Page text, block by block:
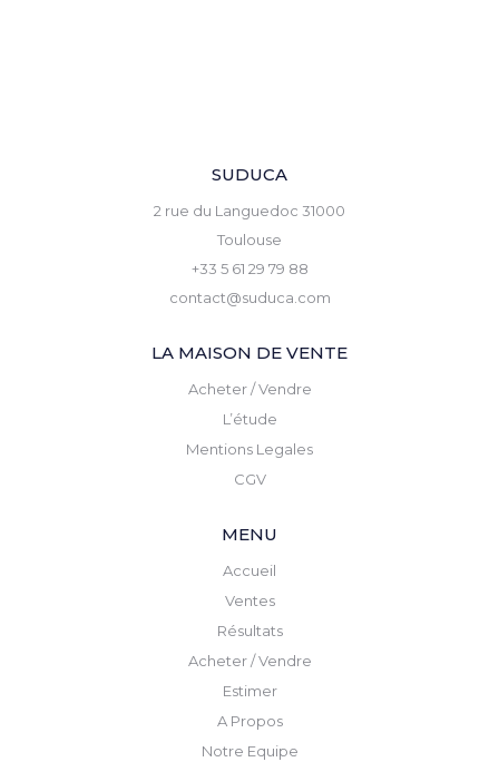
SUDUCA
2 rue du Languedoc 31000
Toulouse
+33 5 61 29 79 88
contact@suduca.com
LA MAISON DE VENTE
Acheter / Vendre
L’étude
Mentions Legales
CGV
MENU
Accueil
Ventes
Résultats
Acheter / Vendre
Estimer
A Propos
Notre Equipe